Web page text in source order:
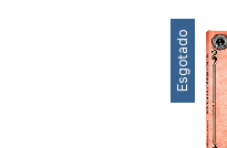
Esgotado